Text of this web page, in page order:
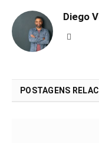
Diego
POSTAGENS